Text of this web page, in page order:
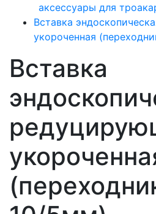
аксессуары для
Вставка
укороченная
Вставка